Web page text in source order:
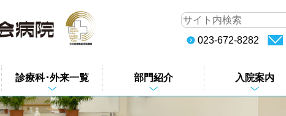
023-672-8282
診療科･外来一覧 部門紹介 入院案内